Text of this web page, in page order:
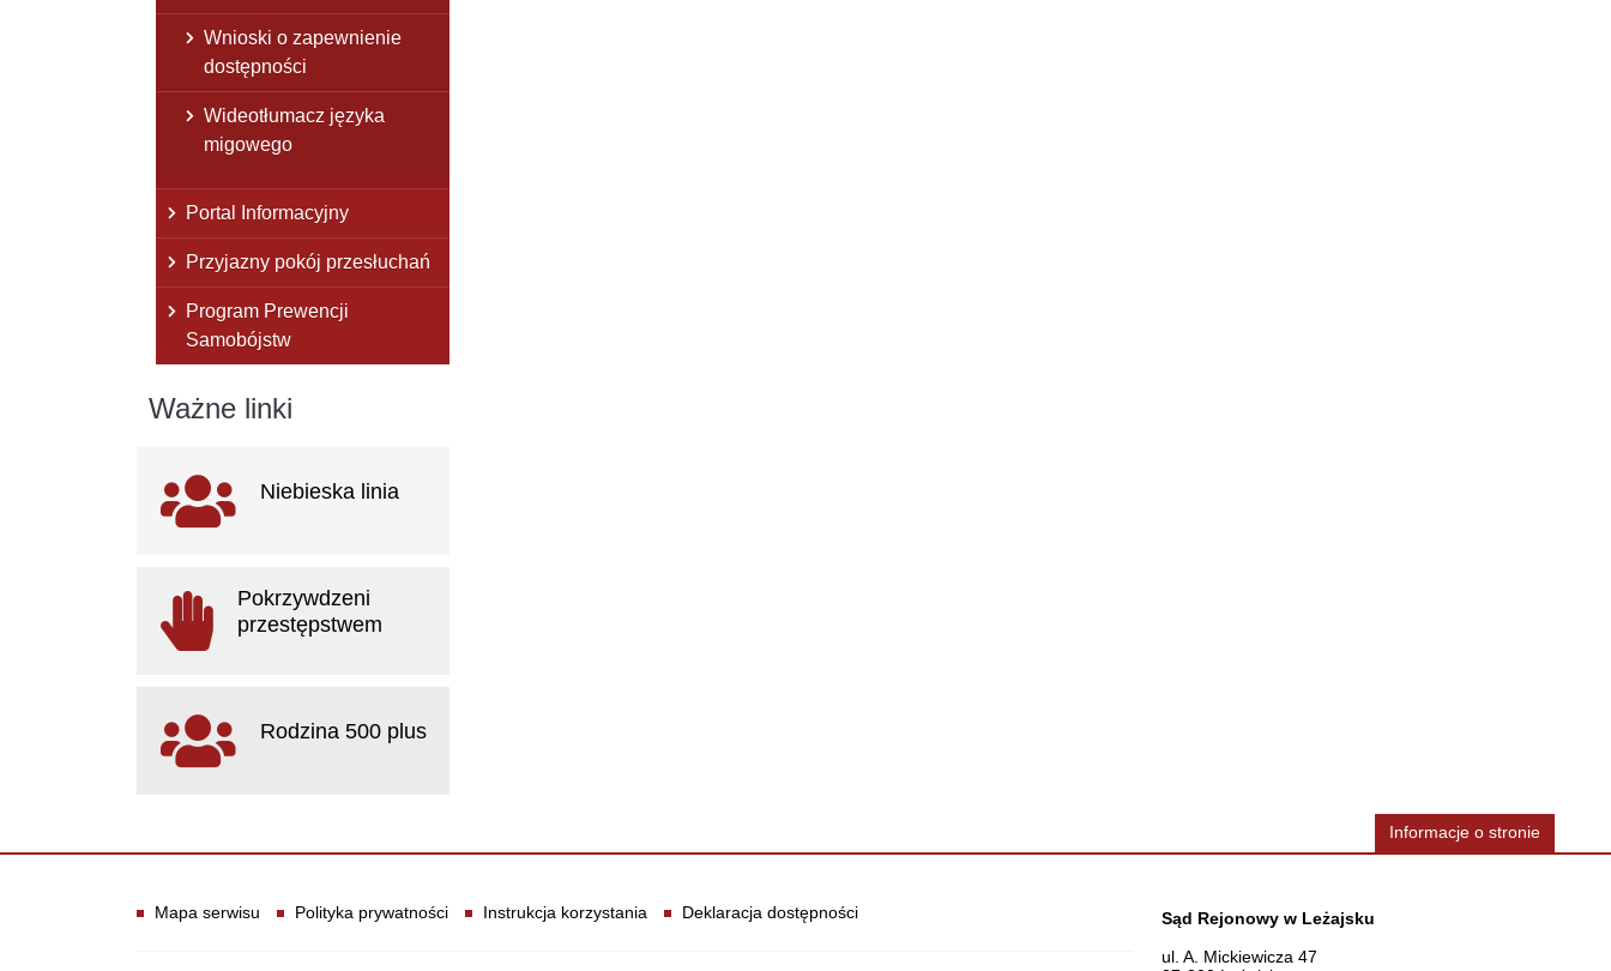
Wnioski o zapewnienie
dostępności
Wideotłumacz języka
migowego
Portal Informacyjny
Przyjazny pokój przesłuchań
Program Prewencji
Samobójstw
Ważne linki
Ważne linki
Niebieska linia
Pokrzywdzeni
przestępstwem
Rodzina 500 plus
Informacje o stronie
Informacje
Mapa serwisu Polityka prywatności Instrukcja korzystania Deklaracja dostępności Dane teleadresowe
Sąd Rejonowy w Leżajsku
ul. A. Mickiewicza 47